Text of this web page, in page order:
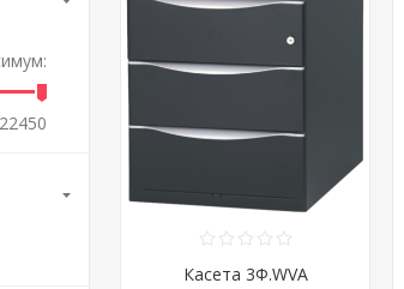
Касета 3Ф.WVA
22450